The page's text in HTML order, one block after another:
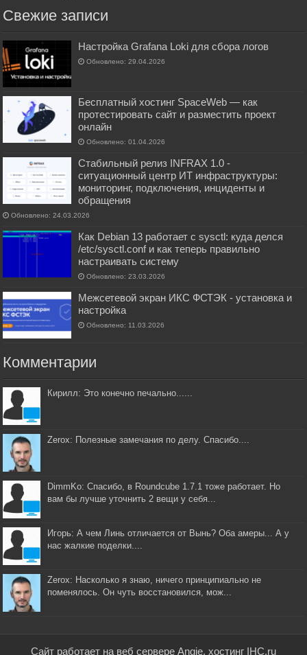
Свежие записи
Настройка Grafana Loki для сбора логов
Обновлено: 29.04.2026
Бесплатный хостинг SpaceWeb — как
протестировать сайт и разместить проект
онлайн
Обновлено: 01.04.2026
Стабильный релиз INFRAX 1.0 -
ситуационный центр ИТ инфраструктуры:
мониторинг, подключения, инциденты и
обращения
Обновлено: 24.03.2026
Как Debian 13 работает с sysctl: куда делся
/etc/sysctl.conf и как теперь правильно
настраивать систему
Обновлено: 23.03.2026
Межсетевой экран ИКС ФСТЭК - установка и
настройка
Обновлено: 11.03.2026
Комментарии
Кирилл: Это конечно печально......
Zerox: Полезные замечания по делу. Спасибо....
DimmKo: Спасибо, в Roundcube 1.7.1 тоже работает. Но
вам бы лучше уточнить 2 вещи у себя...
Игорь: А чем Линь отличается от Вынь? Оба амеры... А у
нас жалкие поделки....
Zerox: Насколько я знаю, ничего принципиально не
поменялось. Он чуть восстановился, мож...
Сайт работает на веб сервере Angie, хостинг IHC.ru